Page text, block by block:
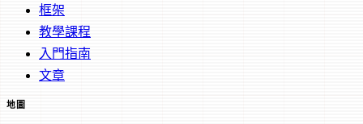
框架
教學課程
入門指南
文章
地圖